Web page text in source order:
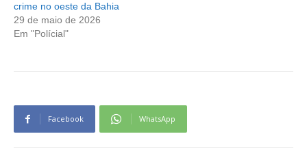
crime no oeste da Bahia
29 de maio de 2026
Em "Polícial"
Facebook WhatsApp